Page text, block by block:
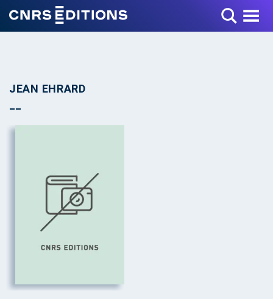
Toggle Menu
JEAN EHRARD